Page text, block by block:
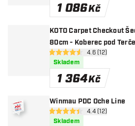
1 086Kč
KOTO Carpet Checkout
80cm - Koberec pod Terče
otevřít panel
4.6 hodnoticí hvězdičky
4.6 (12)
Skladem
1 364Kč
Winmau PDC Oche Line
otevřít panel
4.4 hodnoticí hvězdičky
4.4 (12)
Skladem